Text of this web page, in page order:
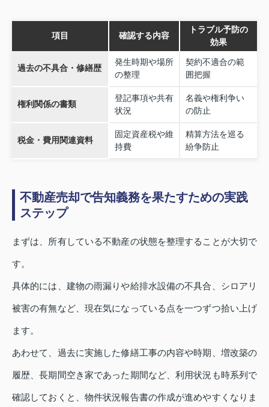
項目 確認する内容
トラブル予防の
効果
過去の不具合・修繕歴
発生時期や場所
の整理
契約不適合の範
囲把握
権利関係の書類
登記事項や共有
状況
名義や権利争い
の防止
税金・費用関連資料
固定資産税や維
持費
精算方法を巡る
紛争防止
不動産売却で告知義務を果たすための実践
ステップ
まずは、所有している不動産の状態を整理することが大切で
す。
具体的には、建物の雨漏りや給排水設備の不具合、シロアリ
被害の有無など、現在気になっている点を一つずつ拾い上げ
ます。
あわせて、過去に実施した修繕工事の内容や時期、増改築の
履歴、長期間空き家であった期間など、利用状況も時系列で
確認しておくと、物件状況報告書の作成が進めやすくなりま